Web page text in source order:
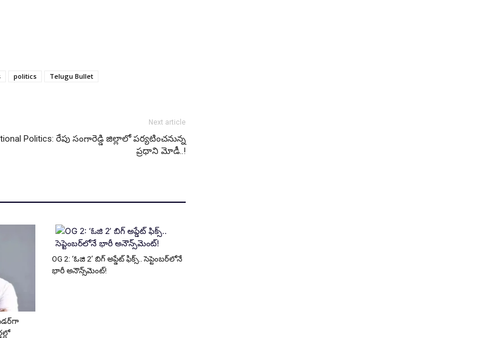
politics
Telugu Bullet
Next article
Politics: రేపు సంగారెడ్డి జిల్లాలో పర్యటించనున్న
ప్రధాని మోడీ..!
OG 2: ‘ఓజి 2’ బిగ్ అప్డేట్ ఫిక్స్.. సెప్టెంబర్‌లోనే
భారీ అనౌన్స్‌మెంట్!